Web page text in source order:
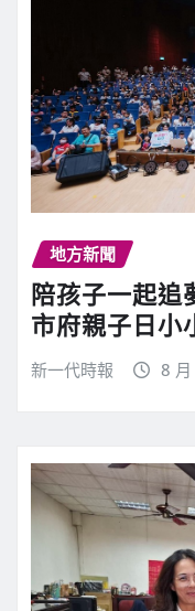
地方新聞
陪孩子一起追
市府親子日小
新一代時報 8